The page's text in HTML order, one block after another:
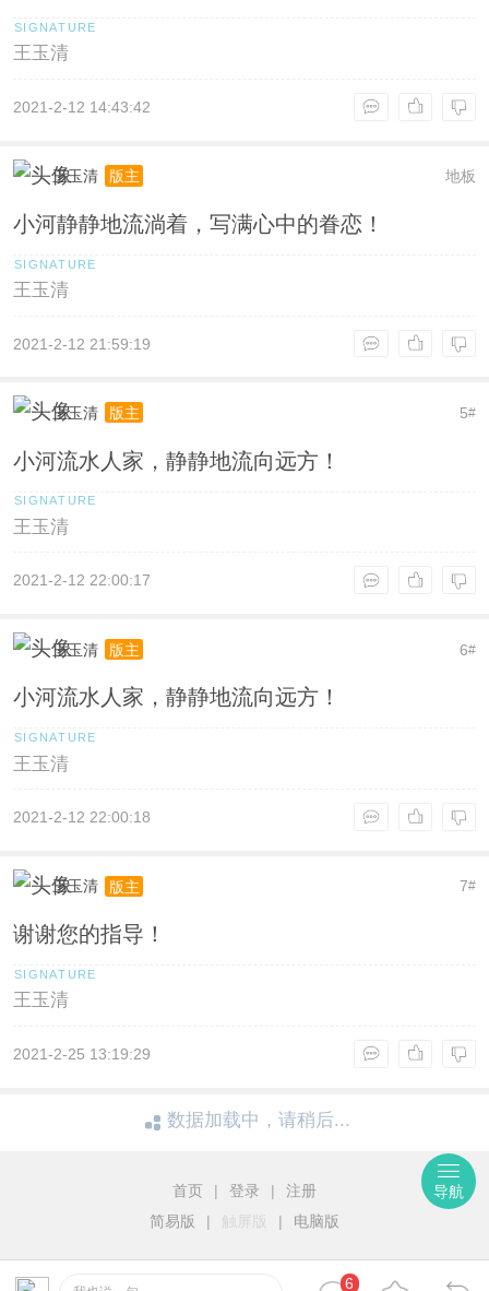
王玉清
2021-2-12 14:43:42
地板
王玉清 版主
小河静静地流淌着，写满心中的眷恋！
王玉清
2021-2-12 21:59:19
5#
王玉清 版主
小河流水人家，静静地流向远方！
王玉清
2021-2-12 22:00:17
6#
王玉清 版主
小河流水人家，静静地流向远方！
王玉清
2021-2-12 22:00:18
7#
王玉清 版主
谢谢您的指导！
王玉清
2021-2-25 13:19:29
6
数据加载中，请稍后...
首页 | 登录 |
注册
简易版
| 触屏版 | 电脑版
导航